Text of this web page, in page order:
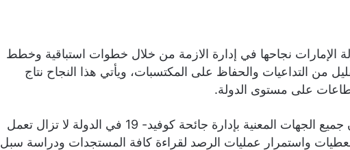
الإمارات نجاحها في إدارة الازمة من خلال خطوات استباقية وخطط
من التداعيات والحفاظ على المكتسبات، ويأتي هذا النجاح نتاج
على مستوى الدولة.
: نؤكد بأن جميع الجهات المعنية بإدارة جائحة كوفيد- 19 في الدولة لا تزال تعمل
واستمرار عمليات الرصد لقراءة كافة المستجدات ودراسة سبل